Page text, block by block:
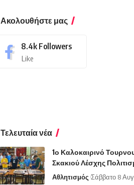
Ακολουθήστε μας
8.4k Followers
Like
Τελευταία νέα
1ο Καλοκαιρινό
Σκακιού Λέσχης
Αθλητισμός Σάββατο 8